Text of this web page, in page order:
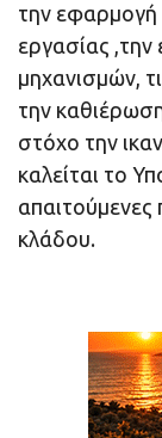
την
εργασίας ,την
μηχανισμών,
την
στόχο την
καλείται το
απαιτούμενες
κλάδου.